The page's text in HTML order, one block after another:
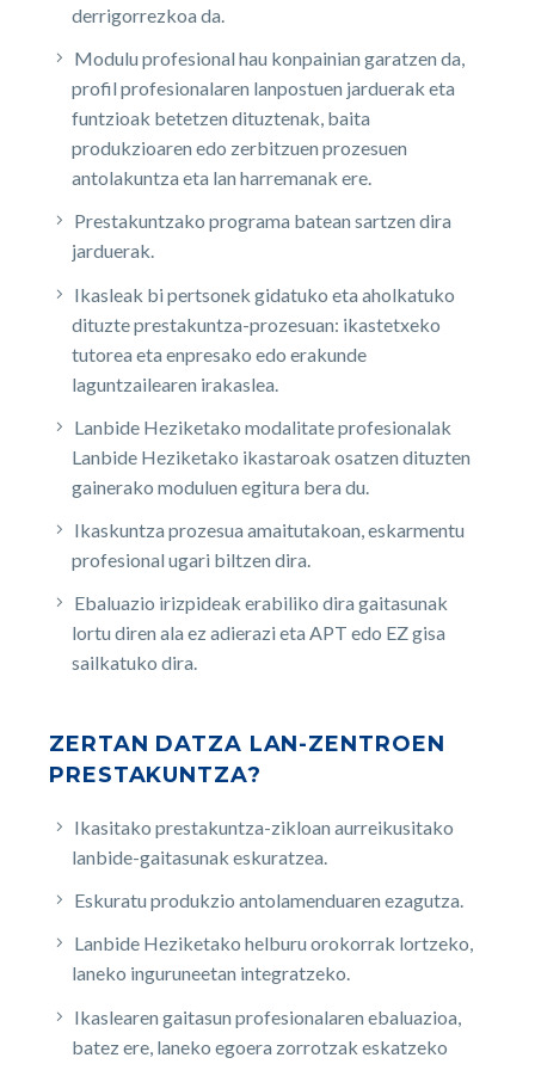
derrigorrezkoa da.
Modulu profesional hau konpainian garatzen da,
profil profesionalaren lanpostuen jarduerak eta
funtzioak betetzen dituztenak, baita
produkzioaren edo zerbitzuen prozesuen
antolakuntza eta lan harremanak ere.
Prestakuntzako programa batean sartzen dira
jarduerak.
Ikasleak bi pertsonek gidatuko eta aholkatuko
dituzte prestakuntza-prozesuan: ikastetxeko
tutorea eta enpresako edo erakunde
laguntzailearen irakaslea.
Lanbide Heziketako modalitate profesionalak
Lanbide Heziketako ikastaroak osatzen dituzten
gainerako moduluen egitura bera du.
Ikaskuntza prozesua amaitutakoan, eskarmentu
profesional ugari biltzen dira.
Ebaluazio irizpideak erabiliko dira gaitasunak
lortu diren ala ez adierazi eta APT edo EZ gisa
sailkatuko dira.
ZERTAN DATZA LAN-ZENTROEN
PRESTAKUNTZA?
Ikasitako prestakuntza-zikloan aurreikusitako
lanbide-gaitasunak eskuratzea.
Eskuratu produkzio antolamenduaren ezagutza.
Lanbide Heziketako helburu orokorrak lortzeko,
laneko inguruneetan integratzeko.
Ikaslearen gaitasun profesionalaren ebaluazioa,
batez ere, laneko egoera zorrotzak eskatzeko